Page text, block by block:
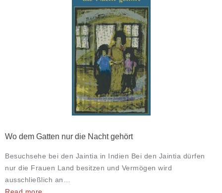
Wo dem Gatten nur die Nacht gehört
Besuchsehe bei den Jaintia in Indien Bei den Jaintia dürfen
nur die Frauen Land besitzen und Vermögen wird
ausschließlich an…